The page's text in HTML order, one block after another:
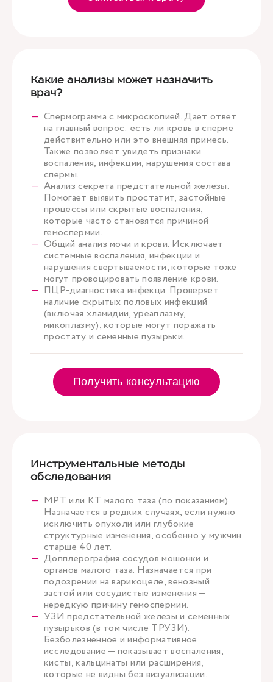
Какие анализы может назначить
врач?
Спермограмма с микроскопией. Дает ответ
на главный вопрос: есть ли кровь в сперме
действительно или это внешняя примесь.
Также позволяет увидеть признаки
воспаления, инфекции, нарушения состава
спермы.
Анализ секрета предстательной железы.
Помогает выявить простатит, застойные
процессы или скрытые воспаления,
которые часто становятся причиной
гемоспермии.
Общий анализ мочи и крови. Исключает
системные воспаления, инфекции и
нарушения свертываемости, которые тоже
могут провоцировать появление крови.
ПЦР-диагностика инфекци. Проверяет
наличие скрытых половых инфекций
(включая хламидии, уреаплазму,
микоплазму), которые могут поражать
простату и семенные пузырьки.
Получить консультацию
Инструментальные методы
обследования
МРТ или КТ малого таза (по показаниям).
Назначается в редких случаях, если нужно
исключить опухоли или глубокие
структурные изменения, особенно у мужчин
старше 40 лет.
Допплерография сосудов мошонки и
органов малого таза. Назначается при
подозрении на варикоцеле, венозный
застой или сосудистые изменения —
нередкую причину гемоспермии.
УЗИ предстательной железы и семенных
пузырьков (в том числе ТРУЗИ).
Безболезненное и информативное
исследование — показывает воспаления,
кисты, кальцинаты или расширения,
которые не видны без визуализации.